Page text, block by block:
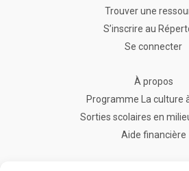
Trouver une
S’inscrire au
Se connecter
À propos
Programme La culture
Sorties scolaires en
Aide financière